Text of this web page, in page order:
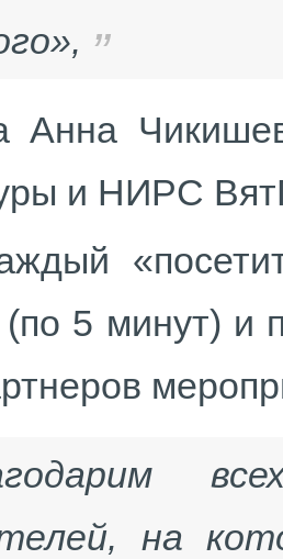
Анна
и НИРС
(по 5 минут) и
на